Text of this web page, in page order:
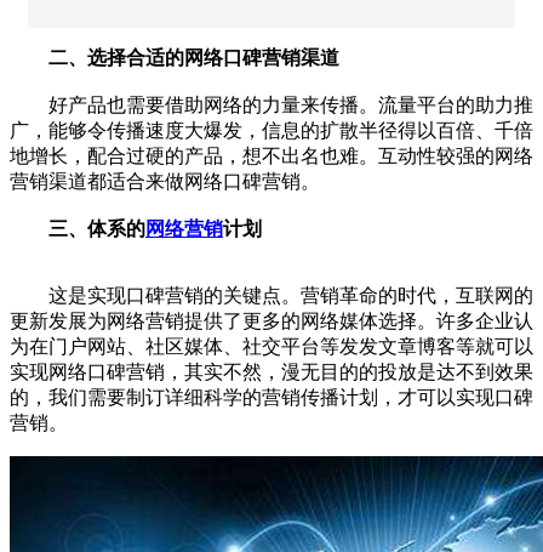
二、选择合适的网络口碑营销渠道
好产品也需要借助网络的力量来传播。流量平台的助力推
广，能够令传播速度大爆发，信息的扩散半径得以百倍、千倍
地增长，配合过硬的产品，想不出名也难。互动性较强的网络
营销渠道都适合来做网络口碑营销。
三、体系的网络营销计划
这是实现口碑营销的关键点。营销革命的时代，互联网的
更新发展为网络营销提供了更多的网络媒体选择。许多企业认
为在门户网站、社区媒体、社交平台等发发文章博客等就可以
实现网络口碑营销，其实不然，漫无目的的投放是达不到效果
的，我们需要制订详细科学的营销传播计划，才可以实现口碑
营销。